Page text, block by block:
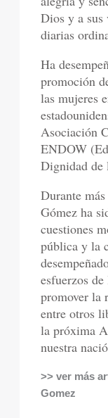
Dios y a sus
diarias
Ha
promoción
las mujeres
Asociación
ENDOW
Dignidad de
Durante
Gómez ha
cuestiones
pública y la
esfuerzos
promover la
entre otros
la próxima
nuestra
>> ver más
Gomez